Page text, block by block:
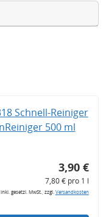
Schnell-Reiniger
500 ml
3,90 €
7,80 € pro 1 l
inkl. gesetzl. MwSt., zzgl.Versandkosten